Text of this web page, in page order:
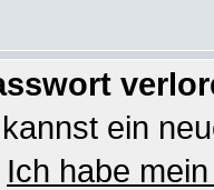
ein
Ich habe